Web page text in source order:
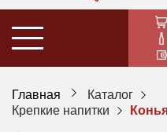
Главная
Каталог
Крепкие напитки